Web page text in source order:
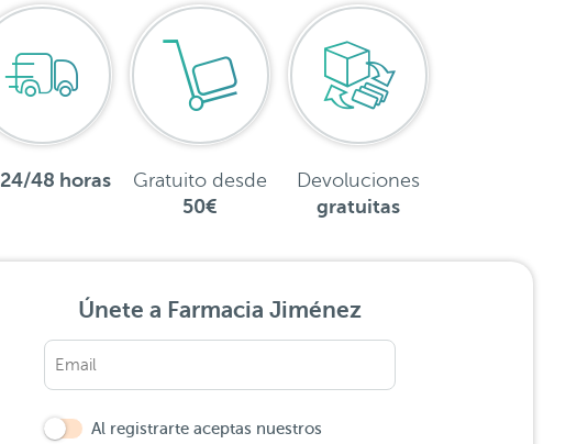
24/48 horas
Gratuito desde
50€
Devoluciones
gratuitas
Únete a Farmacia Jiménez
Al registrarte aceptas nuestros